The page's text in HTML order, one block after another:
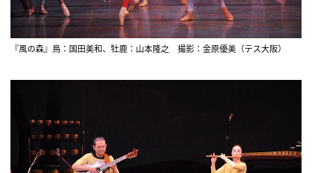
『風の森』鳥：国田美和、牡鹿：山本隆之 撮影：金原優美（テス大阪）